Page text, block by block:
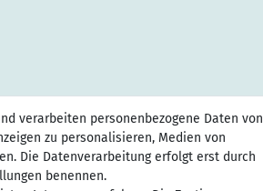
verarbeiten personenbezogene Daten von
zu personalisieren, Medien von
Die Datenverarbeitung erfolgt erst durch
benennen.